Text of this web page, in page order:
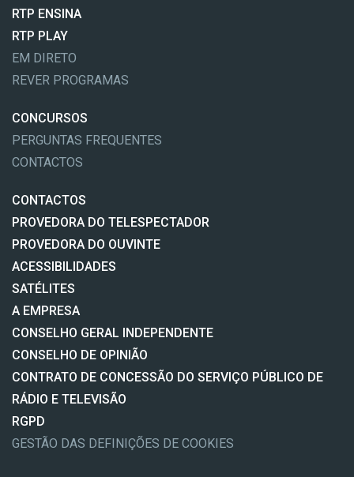
RTP ENSINA
RTP PLAY
EM DIRETO
REVER PROGRAMAS
CONCURSOS
PERGUNTAS FREQUENTES
CONTACTOS
CONTACTOS
PROVEDORA DO TELESPECTADOR
PROVEDORA DO OUVINTE
ACESSIBILIDADES
SATÉLITES
A EMPRESA
CONSELHO GERAL INDEPENDENTE
CONSELHO DE OPINIÃO
CONTRATO DE CONCESSÃO DO SERVIÇO PÚBLICO DE
RÁDIO E TELEVISÃO
RGPD
GESTÃO DAS DEFINIÇÕES DE COOKIES